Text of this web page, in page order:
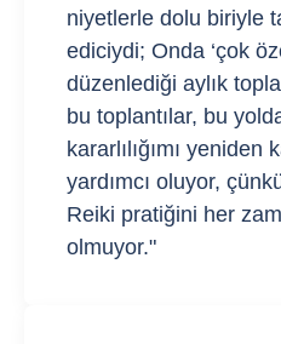
niyetlerle dolu biriyle
ediciydi; Onda ‘çok
düzenlediği aylık
bu toplantılar, bu
kararlılığımı yeniden
yardımcı oluyor,
Reiki pratiğini her
olmuyor."